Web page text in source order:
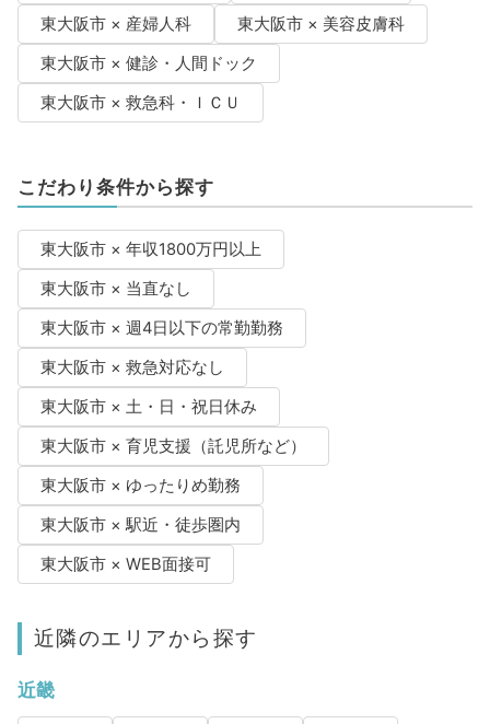
東大阪市 × 産婦人科
東大阪市 × 美容皮膚科
東大阪市 × 健診・人間ドック
東大阪市 × 救急科・ＩＣＵ
こだわり条件から探す
東大阪市 × 年収1800万円以上
東大阪市 × 当直なし
東大阪市 × 週4日以下の常勤勤務
東大阪市 × 救急対応なし
東大阪市 × 土・日・祝日休み
東大阪市 × 育児支援（託児所など）
東大阪市 × ゆったりめ勤務
東大阪市 × 駅近・徒歩圏内
東大阪市 × WEB面接可
近隣のエリアから探す
近畿